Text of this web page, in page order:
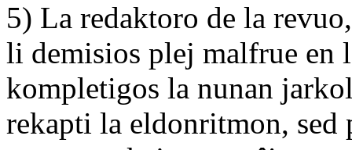
5) La redaktoro de la
li demisios plej malfrue en
kompletigos la nunan
rekapti la eldonritmon, sed